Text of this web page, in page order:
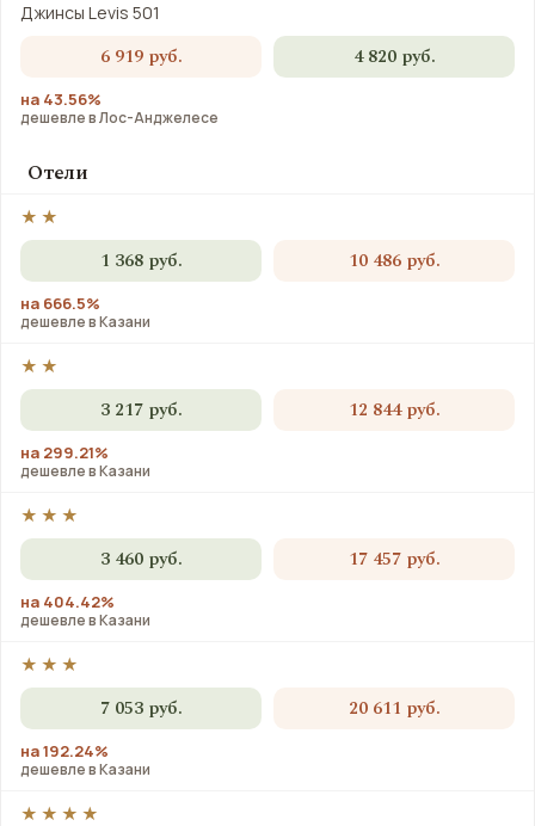
Джинсы Levis 501
6 919 руб. 4 820 руб.
на 43.56%
дешевле в Лос-Анджелесе
Отели
★★
1 368 руб. 10 486 руб.
на 666.5%
дешевле в Казани
★★
3 217 руб. 12 844 руб.
на 299.21%
дешевле в Казани
★★★
3 460 руб. 17 457 руб.
на 404.42%
дешевле в Казани
★★★
7 053 руб. 20 611 руб.
на 192.24%
дешевле в Казани
★★★★